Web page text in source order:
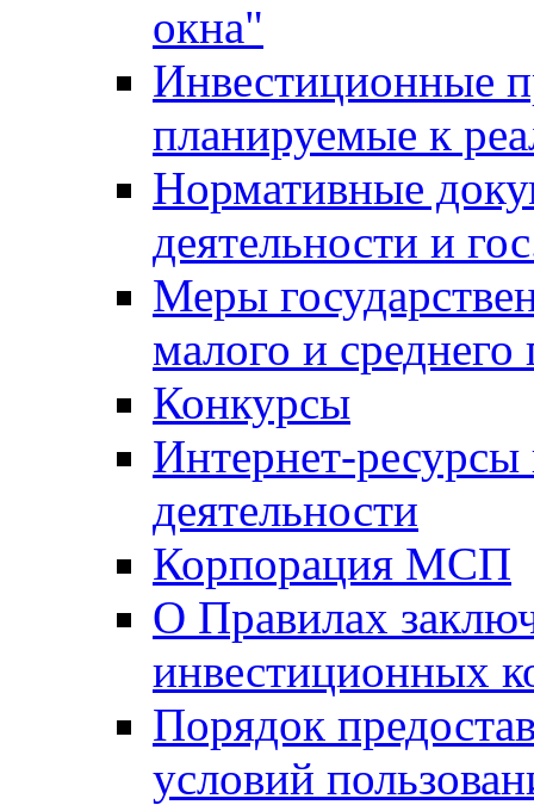
окна"
Инвестиционные
планируемые к
Нормативные
деятельности и
Меры
малого и среднего
Конкурсы
Интернет-
деятельности
Корпорация МСП
О Правилах
инвестиционных
Порядок
условий